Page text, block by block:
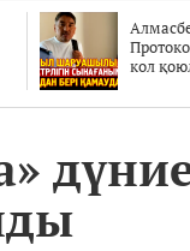
кол